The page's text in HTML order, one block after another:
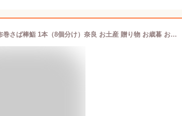
【メーカー直送】【冷蔵商品】ゐざさ 昆布巻さば棒鮨 1本（8個分け）奈良 お土産 贈り物 お歳暮 お中元 ギフト おつまみ グルメ お取り寄せ詰合せ 詰め合わせ お祝い 内祝い 寿司 お寿司 七五三 年末年始 会席 パーティのし不可 御歳暮